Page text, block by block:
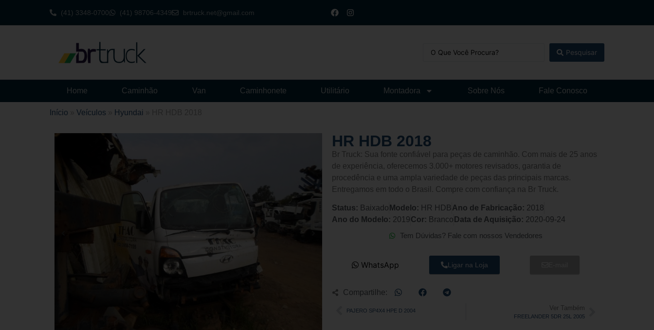
(41) 3348-0700 (41) 98706-4349 brtruck.net@gmail.com
Pesquisar
Home Caminhão Van Caminhonete Utilitário Montadora Sobre Nós Fale Conosco
Início Veículos Hyundai
HR HDB 2018
Br Truck: Sua fonte confiável para peças de caminhão. Com mais de 25 anos
de experiência, oferecemos 3.000+ motores revisados, garantia de
procedência e uma ampla variedade de peças das principais marcas.
Entregamos em todo o Brasil. Compre com confiança na Br Truck.
Status: Baixado Modelo: HR HDBAno de Fabricação: 2018
Ano do Modelo: 2019Cor: Branco Data de Aquisição: 2020-09-24
Tem Dúvidas? Fale com nossos Vendedores
WhatsApp Ligar na Loja
Compartilhe:
PAJERO SP4X4 HPE D 2004 Ver Também
FREELANDER 5DR 25L 2005